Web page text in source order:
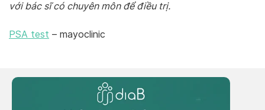
với bác sĩ có chuyên môn để điều trị.
PSA test – mayoclinic